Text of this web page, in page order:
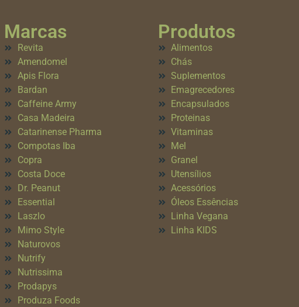
Marcas
Revita
Amendomel
Apis Flora
Bardan
Caffeine Army
Casa Madeira
Catarinense Pharma
Compotas Iba
Copra
Costa Doce
Dr. Peanut
Essential
Laszlo
Mimo Style
Naturovos
Nutrify
Nutrissima
Prodapys
Produza Foods
Produtos
Alimentos
Chás
Suplementos
Emagrecedores
Encapsulados
Proteinas
Vitaminas
Mel
Granel
Utensílios
Acessórios
Óleos Essências
Linha Vegana
Linha KIDS